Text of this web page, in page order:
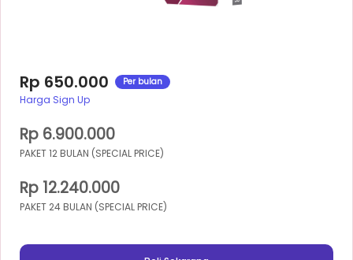
Rp 650.000 Per bulan
Harga Sign Up
Rp 6.900.000
PAKET 12 BULAN (SPECIAL PRICE)
Rp 12.240.000
PAKET 24 BULAN (SPECIAL PRICE)